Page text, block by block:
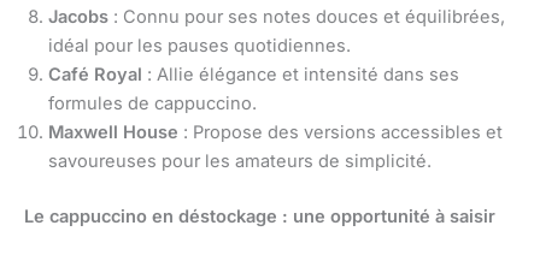
Jacobs : Connu pour ses notes douces et équilibrées,
idéal pour les pauses quotidiennes.
Café Royal : Allie élégance et intensité dans ses
formules de cappuccino.
Maxwell House : Propose des versions accessibles et
savoureuses pour les amateurs de simplicité.
Le cappuccino en déstockage : une opportunité à saisir